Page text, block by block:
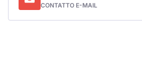
CONTATTO E-MAIL